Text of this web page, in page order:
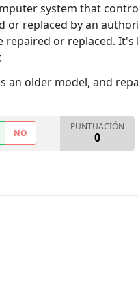
system that
replaced by an
or replaced.
an older model, and
NO
PUNTUACIÓN
0